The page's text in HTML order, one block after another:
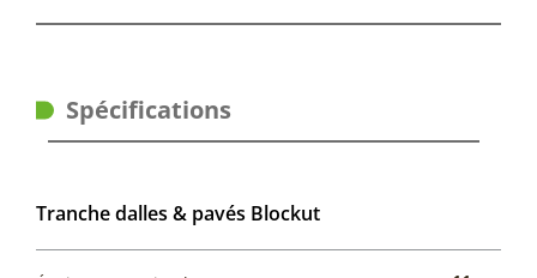
Spécifications
Tranche dalles & pavés Blockut